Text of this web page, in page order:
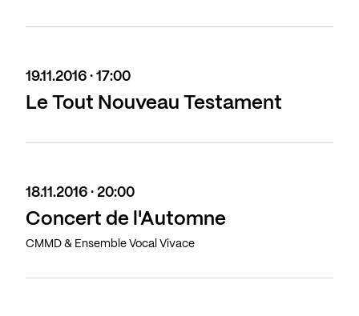
19.11.2016 · 17:00
Le Tout Nouveau Testament
18.11.2016 · 20:00
Concert de l'Automne
CMMD & Ensemble Vocal Vivace